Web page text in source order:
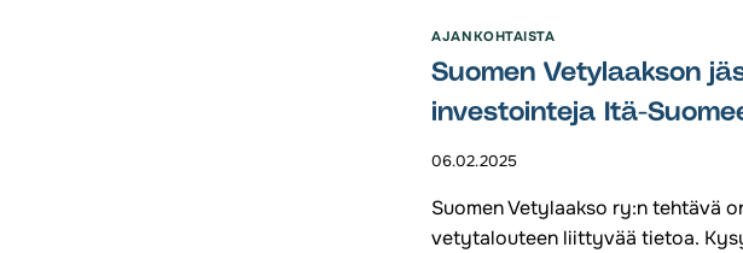
UUTISKIRJE
AJANKOHTAISTA
Suomen Vetylaakson
investointeja Itä-
06.02.2025
Suomen Vetylaakso ry:n tehtävä
vetytalouteen liittyvää tietoa.